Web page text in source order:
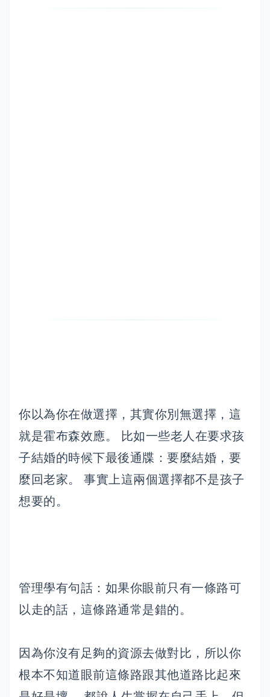
你以為你在做選擇，其實你別無選擇，這
就是霍布森效應。 比如一些老人在要求孩
子結婚的時候下最後通牒：要麼結婚，要
麼回老家。 事實上這兩個選擇都不是孩子
想要的。
管理學有句話：如果你眼前只有一條路可
以走的話，這條路通常是錯的。
因為你沒有足夠的資源去做對比，所以你
根本不知道眼前這條路跟其他道路比起來